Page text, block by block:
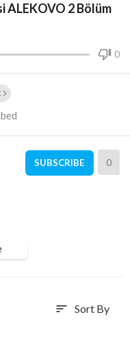
ALEKOVO 2 Bölüm
0
SUBSCRIBE 0
sort Sort By